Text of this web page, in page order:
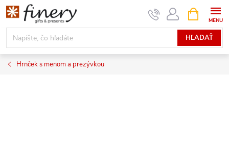
Prejsť
na
obsah
HĽADAŤ
KOŠÍK
Hrnček s menom a prezývkou